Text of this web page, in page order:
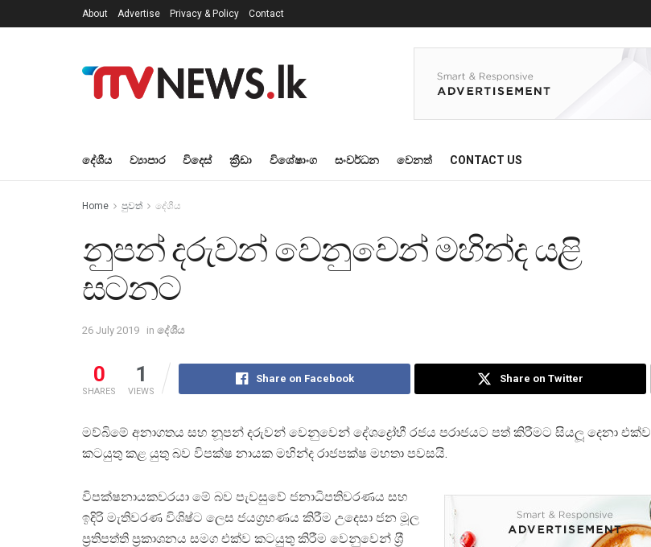
About Advertise Privacy & Policy Contact
දේශීය ව්‍යාපාර විදෙස් ක්‍රීඩා විශේෂාංග සංවර්ධන වෙනත් CONTACT US
Home පුවත් දේශීය
නුපන් දරුවන් වෙනුවෙන් මහින්ද යළි
සටනට
26 July 2019 in දේශීය
0
SHARES
1
VIEWS
Share on Facebook Share on Twitter
මව්බිමේ අනාගතය සහ නූපන් දරුවන් වෙනුවෙන් දේශද්‍රෝහී රජය පරාජයට පත් කිරීමට සියලූ දෙනා එක්ව
කටයුතු කළ යුතු බව විපක්ෂ නායක මහින්ද රාජපක්ෂ මහතා පවසයි.
විපක්ෂනායකවරයා මේ බව පැවසුවේ ජනාධිපතිවරණය සහ
ඉදිරි මැතිවරණ විශිෂ්ට ලෙස ජයග‍්‍රහණය කිරීම උදෙසා ජන මූල
ප‍්‍රතිපත්ති ප‍්‍රකාශනය සමග එක්ව කටයුතු කිරීම වෙනුවෙන් ශ‍්‍රී